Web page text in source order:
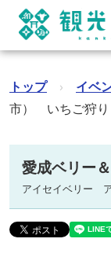
トップ › イベ
市） いちご狩り
愛成ベリー
アイセイベリー